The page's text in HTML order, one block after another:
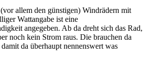
allem den günstigen) Windrädern mit
Wattangabe ist eine
angegeben. Ab da dreht sich das Rad,
noch kein Strom raus. Die brauchen da
da überhaupt nennenswert was